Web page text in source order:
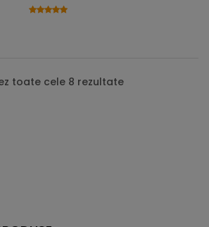
toate cele 8 rezultate